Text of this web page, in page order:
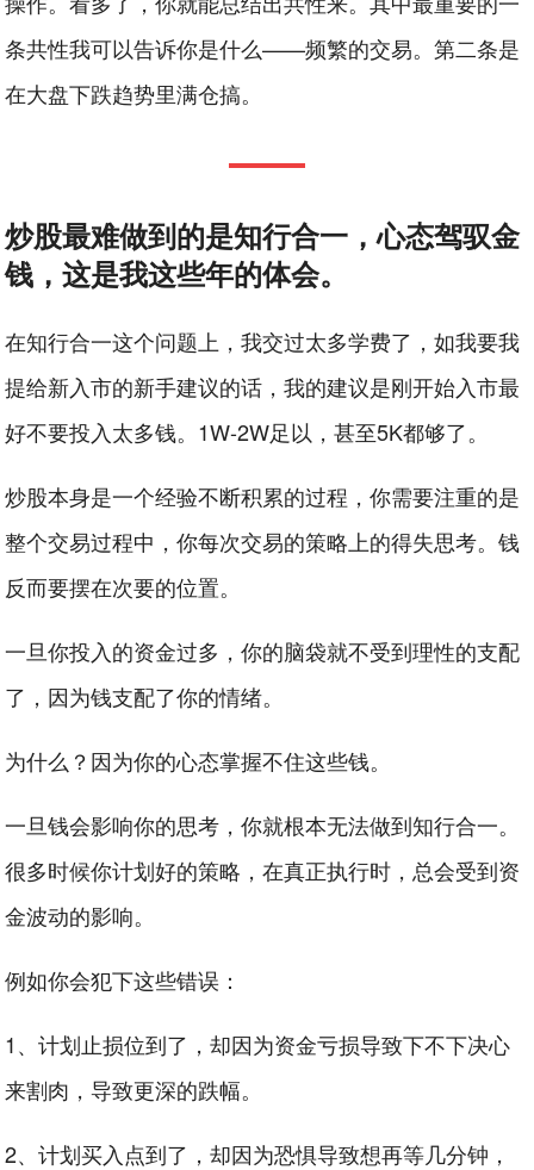
条共性我可以告诉你是什么——频繁的交易。第二条是
在大盘下跌趋势里满仓搞。
炒股最难做到的是知行合一，心态驾驭金
钱，这是我这些年的体会。
在知行合一这个问题上，我交过太多学费了，如我要我
提给新入市的新手建议的话，我的建议是刚开始入市最
好不要投入太多钱。1W-2W足以，甚至5K都够了。
炒股本身是一个经验不断积累的过程，你需要注重的是
整个交易过程中，你每次交易的策略上的得失思考。钱
反而要摆在次要的位置。
一旦你投入的资金过多，你的脑袋就不受到理性的支配
了，因为钱支配了你的情绪。
为什么？因为你的心态掌握不住这些钱。
一旦钱会影响你的思考，你就根本无法做到知行合一。
很多时候你计划好的策略，在真正执行时，总会受到资
金波动的影响。
例如你会犯下这些错误：
1、计划止损位到了，却因为资金亏损导致下不下决心
来割肉，导致更深的跌幅。
2、计划买入点到了，却因为恐惧导致想再等几分钟，